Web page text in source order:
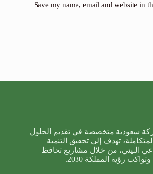
Save my name, email and website in
سعودية متخصصة في تقديم الحلول
تهدف إلى تحقيق التنمية
البيئي، من خلال مشاريع تحافظ
رؤية المملكة 2030.